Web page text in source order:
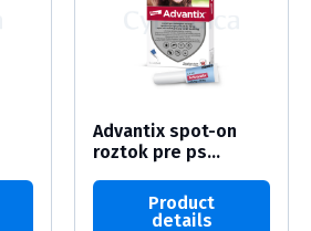
Advantix spot-on
roztok pre ps...
Product
details